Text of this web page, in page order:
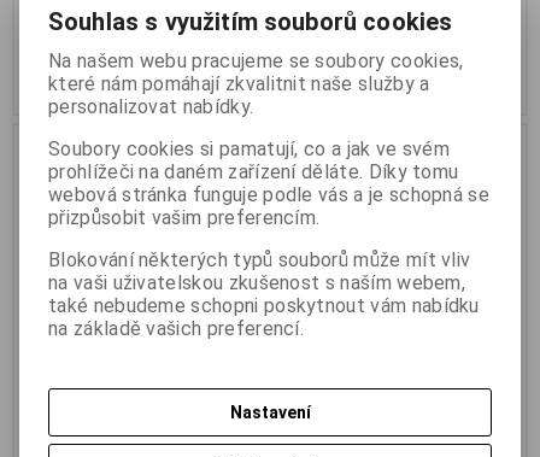
929 Kč
Koupit
337 Kč
Koupit
Canon CLI-526 Y, žlutý Canon CLI-526 C, azurový
Termín dodání (dny):
Souhlas s využitím souborů cookies
Na našem webu pracujeme se soubory cookies,
které nám pomáhají zkvalitnit naše služby a
personalizovat nabídky.
Soubory cookies si pamatují, co a jak ve svém
prohlížeči na daném zařízení děláte. Díky tomu
webová stránka funguje podle vás a je schopná se
přizpůsobit vašim preferencím.
Blokování některých typů souborů může mít vliv
na vaši uživatelskou zkušenost s naším webem,
také nebudeme schopni poskytnout vám nabídku
na základě vašich preferencí.
Nastavení